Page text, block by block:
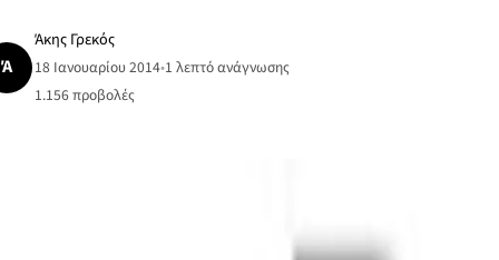
Ά
Άκης Γρεκός
18 Ιανουαρίου 2014•1 λεπτό ανάγνωσης
1.156προβολές